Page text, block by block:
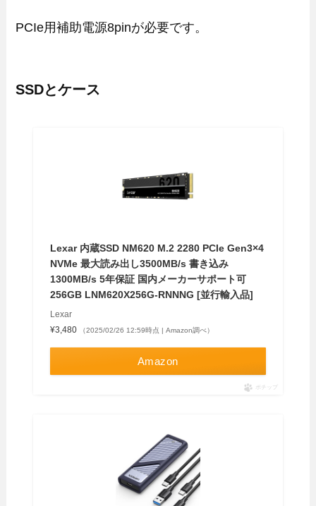
PCIe用補助電源8pinが必要です。
SSDとケース
Lexar 内蔵SSD NM620 M.2 2280 PCIe Gen3×4
NVMe 最大読み出し3500MB/s 書き込み
1300MB/s 5年保証 国内メーカーサポート可
256GB LNM620X256G-RNNNG [並行輸入品]
Lexar
¥3,480
（2025/02/26 12:59時点 | Amazon調べ）
Amazon
ポチップ